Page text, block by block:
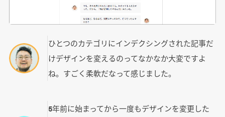
ひとつのカテゴリにインデクシングされた記事だ
けデザインを変えるのってなかなか大変ですよ
ね。すごく柔軟だなって感じました。
5年前に始まってから一度もデザインを変更した